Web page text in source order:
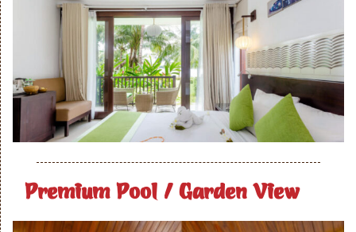
Premium Pool / Garden View